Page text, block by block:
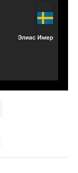
Элиас Имер